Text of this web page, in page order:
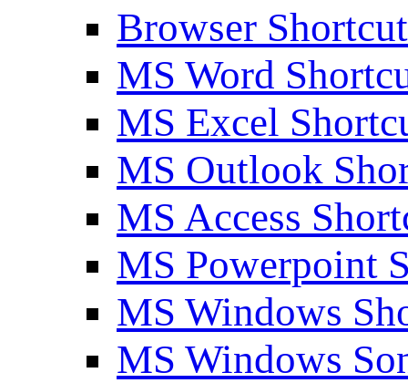
Browser
MS Word
MS Excel
MS Outlook
MS Access
MS Powerpoint
MS Windows
MS Windows